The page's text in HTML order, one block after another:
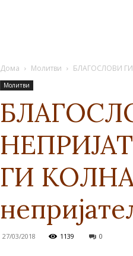
Дома Молитви БЛАГОСЛОВИ
Молитви
ГИ
27/03/2018 1139 0